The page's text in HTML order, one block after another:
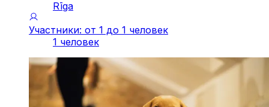
Rīga
Участники: от 1 до 1 человек
1 человек